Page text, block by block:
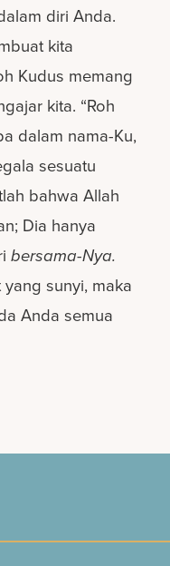
diri Anda.
kita
Kudus memang
kita. “Roh
dalam nama-Ku,
sesuatu
bahwa Allah
Dia hanya
bersama-Nya.
sunyi, maka
Anda semua